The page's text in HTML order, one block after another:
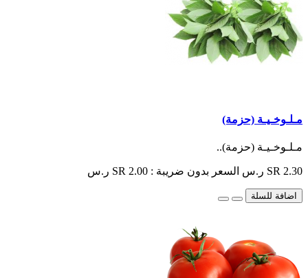
مـلـوخـيـة (حزمة)
مـلـوخـيـة (حزمة)..
SR 2.30 ر.س السعر بدون ضريبة : SR 2.00 ر.س
اضافة للسلة